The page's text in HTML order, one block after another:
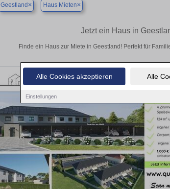
Alle Cookies akzeptieren Alle
Einstellungen
Geestland × Haus Mieten×
Jetzt ein Haus in
Finde ein Haus zur Miete in Geestland! Perfekt für